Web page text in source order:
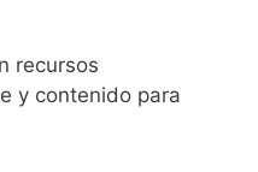
recursos
y contenido para